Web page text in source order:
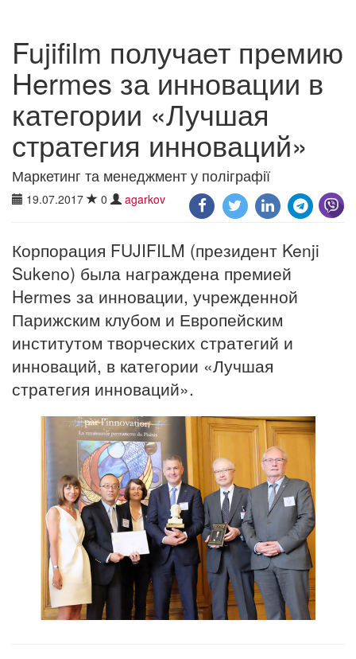
Fujifilm получает премию
Hermes за инновации в
категории «Лучшая
стратегия инноваций»
Маркетинг та менеджмент у поліграфії
19.07.2017 0 agarkov
Корпорация FUJIFILM (президент Kenji
Sukeno) была награждена премией
Hermes за инновации, учрежденной
Парижским клубом и Европейским
институтом творческих стратегий и
инноваций, в категории «Лучшая
стратегия инноваций».